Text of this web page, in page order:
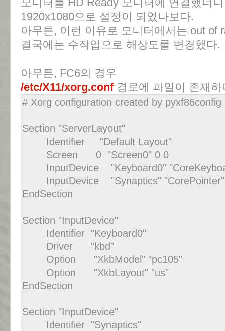
1920x1080으로 설정이 되었나보다.
아무튼, 이런 이유로 모니터에서는 out of
결국에는 수작업으로 해상도를 변경했다.
아무튼, FC6의 경우
/etc/X11/xorg.conf경로에 파일이 존재하
# Xorg configuration created by pyxf86config
Section "ServerLayout"
Identifier "Default Layout"
Screen 0 "Screen0" 0 0
InputDevice "Keyboard0"
InputDevice "Synaptics" "CorePointer"
EndSection
Section "InputDevice"
Identifier "Keyboard0"
Driver "kbd"
Option "XkbModel" "pc105"
Option "XkbLayout" "us"
EndSection
Section "InputDevice"
Identifier "Synaptics"